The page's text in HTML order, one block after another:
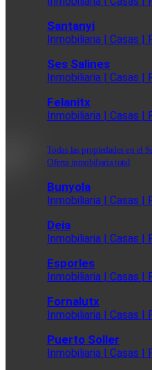
Santanyi
Inmobiliaria | Casas
Ses Salines
Inmobiliaria | Casas
Felanitx
Inmobiliaria | Casas
Todas las propiedades en el
Oferta inmobiliaria total
Bunyola
Inmobiliaria | Casas
Deia
Inmobiliaria | Casas
Esporles
Inmobiliaria | Casas
Fornalutx
Inmobiliaria | Casas
Puerto Soller
Inmobiliaria | Casas